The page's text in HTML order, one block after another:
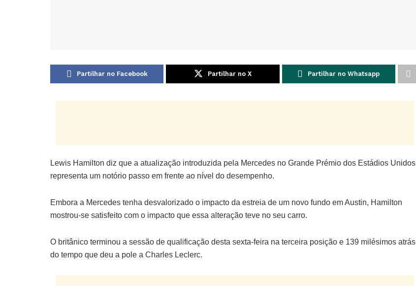
Partilhar no Facebook Partilhar no X Partilhar no Whatsapp
Lewis Hamilton diz que a atualização introduzida pela Mercedes no Grande Prémio dos Estádios Unidos
representa um notório passo em frente ao nível do desempenho.
Embora a Mercedes tenha desvalorizado o impacto da estreia de um novo fundo em Austin, Hamilton
mostrou-se satisfeito com o impacto que essa alteração teve no seu carro.
O britânico terminou a sessão de qualificação desta sexta-feira na terceira posição e 139 milésimos atrás
do tempo que deu a pole a Charles Leclerc.